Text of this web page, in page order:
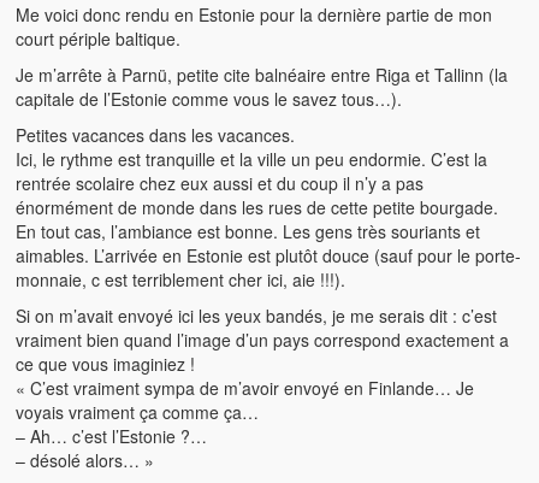
Me voici donc rendu en Estonie pour la dernière partie de mon
court périple baltique.
Je m’arrête à Parnü, petite cite balnéaire entre Riga et Tallinn (la
capitale de l’Estonie comme vous le savez tous…).
Petites vacances dans les vacances.
Ici, le rythme est tranquille et la ville un peu endormie. C’est la
rentrée scolaire chez eux aussi et du coup il n’y a pas
énormément de monde dans les rues de cette petite bourgade.
En tout cas, l’ambiance est bonne. Les gens très souriants et
aimables. L’arrivée en Estonie est plutôt douce (sauf pour le porte-
monnaie, c est terriblement cher ici, aie !!!).
Si on m’avait envoyé ici les yeux bandés, je me serais dit : c’est
vraiment bien quand l’image d’un pays correspond exactement a
ce que vous imaginiez !
« C’est vraiment sympa de m’avoir envoyé en Finlande… Je
voyais vraiment ça comme ça…
– Ah… c’est l’Estonie ?…
– désolé alors… »